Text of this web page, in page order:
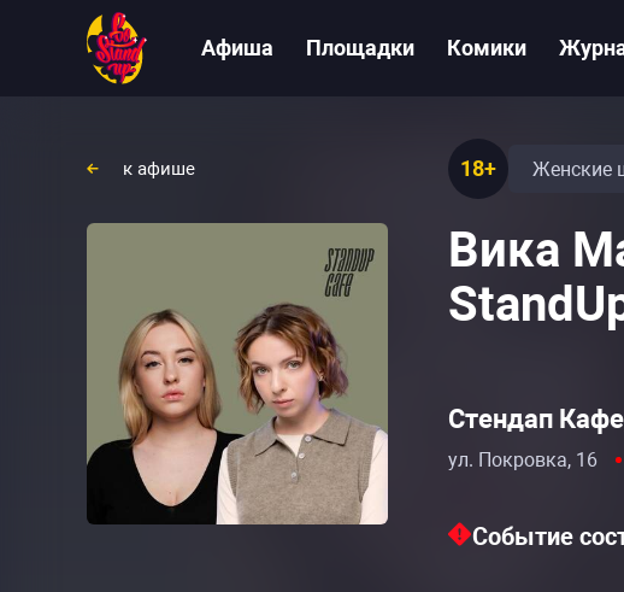
Афиша Площадки Комики
к афише 18+ Женские
Вика
Стендап
ул. Покровка, 16
Событие